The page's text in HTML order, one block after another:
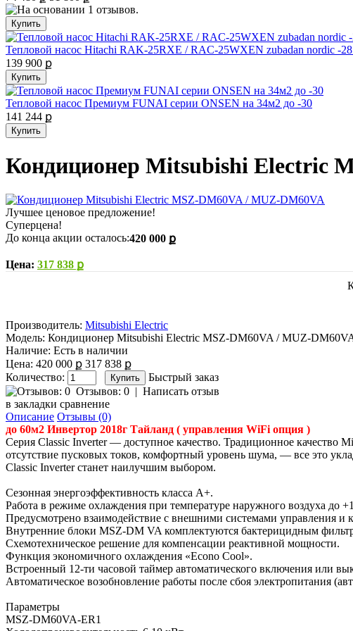
Тепловой насос Hitachi RAK-25RXE / RAC-25WXEN zubadan nordic -
139 900 ք
Тепловой насос Премиум FUNAI серии ONSEN на 34м2 до -30
141 244 ք
Кондиционер Mitsubishi Electric
Лучшее ценовое предложение!
Суперцена!
До конца акции осталось:420 000 ք
Цена: 317 838 ք
Производитель: Mitsubishi Electric
Модель: Кондиционер Mitsubishi Electric MSZ-DM60VA / MUZ-
Наличие: Есть в наличии
Цена: 420 000 ք 317 838 ք
Количество:
Быстрый заказ
Отзывов: 0 | Написать отзыв
в закладки сравнение
Описание Отзывы (0)
до 60м2 Инвертор 2018г Тайланд ( управления WiFi опция )
Серия Classic Inverter — доступное качество. Традиционное качество
отсутствие пусковых токов, комфортный уровень шума, — все это
Classic Inverter станет наилучшим выбором.
Сезонная энергоэффективность класса А+.
Работа в режиме охлаждения при температуре наружного воздуха до
Предусмотрено взаимодействие с внешними системами управления и
Внутренние блоки MSZ-DM VA комплектуются бактерицидным
Схемотехническое решение для компенсации реактивной мощности.
Функция экономичного охлаждения «Econo Cool».
Встроенный 12-ти часовой таймер автоматического включения или
Автоматическое возобновление работы после сбоя электропитания
Параметры
MSZ-DM60VA-ER1